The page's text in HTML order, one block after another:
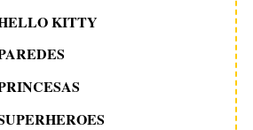
KITTY